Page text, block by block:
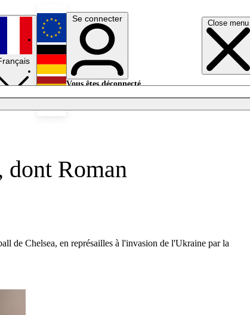
Close menu
English
Deutsch
Se connecter
Vous êtes déconnecté.
dont Roman
de Chelsea, en représailles à l'invasion de l'Ukraine par la